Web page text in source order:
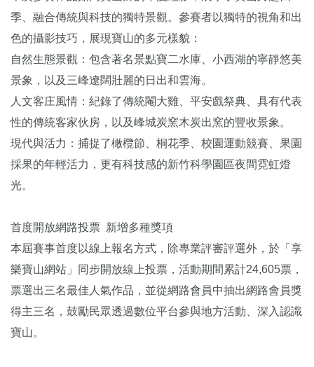
季、融合傳統與科技的獨特景觀。參賽者以獨特的視角和出
色的攝影技巧，展現寶山的多元樣貌：
自然生態景觀：包含著名景點寶二水庫、小西湖的寧靜悠美
景象，以及三峰遼闊壯麗的日出和雲海。
人文客庄風情：紀錄了傳統閹大雞、平安戲祭典、具有代表
性的傳統客家伙房，以及峰城炭窯木炭出窯的豐收景象。
現代與活力：捕捉了橄欖節、桐花季、校園運動競賽、果園
採果的年輕活力，更有科技感的新竹科學園區夜間霓虹燈
光。
首度開放網路投票 新增多種獎項
本屆賽事首度以線上報名方式，除專業評審評選外，於「享
樂寶山網站」同步開放線上投票，活動期間累計24,605票，
票選出三名最佳人氣作品，並從網路會員中抽出網路會員獎
得主三名，鼓勵民眾透過數位平台參與地方活動、深入認識
寶山。